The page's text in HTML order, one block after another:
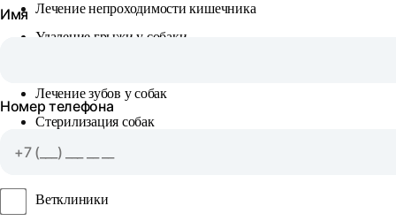
Лечение непроходимости кишечника
Удаление грыжи у собаки
Лечение зубов у собак
Стерилизация собак
КЛИЕНТУ
Ветклиники
Имя
Номер телефона